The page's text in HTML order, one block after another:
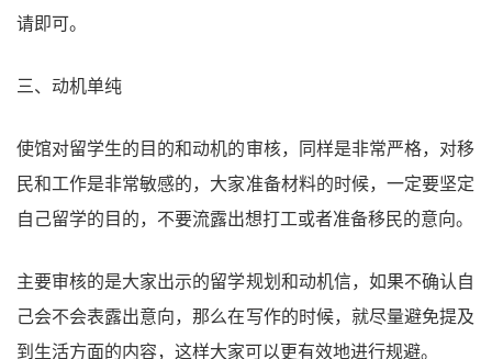
请即可。
三、动机单纯
使馆对留学生的目的和动机的审核，同样是非常严格，对移
民和工作是非常敏感的，大家准备材料的时候，一定要坚定
自己留学的目的，不要流露出想打工或者准备移民的意向。
主要审核的是大家出示的留学规划和动机信，如果不确认自
己会不会表露出意向，那么在写作的时候，就尽量避免提及
到生活方面的内容，这样大家可以更有效地进行规避。